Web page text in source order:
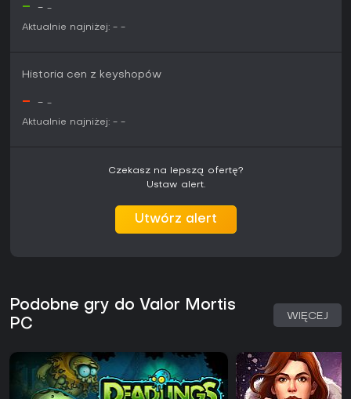
- - -
Aktualnie najniżej: - -
Historia cen z keyshopów
- - -
Aktualnie najniżej: - -
Czekasz na lepszą ofertę?
Ustaw alert.
Utwórz alert
Podobne gry do Valor Mortis
PC
WIĘCEJ